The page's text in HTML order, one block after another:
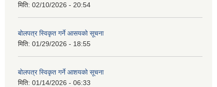
मिति: 02/10/2026 - 20:54
बोलपत्र स्विकृत गर्ने आसयको सूचना
मिति: 01/29/2026 - 18:55
बोलपत्र स्विकृत गर्ने आशयको सूचना
मिति: 01/14/2026 - 06:33